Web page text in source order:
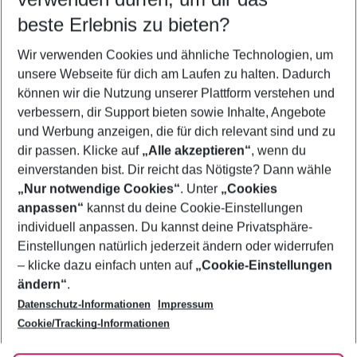
5-8 Nächte
2 Erwachsene Keine Kinder
Mehr Filter anzeigen
Footer
Footer navigation
Über uns
AGB
Bestpreisgarantie
Cookie-Einstellungen ändern
Cookie-Richtlinie
Agenturbetreuung
Barrierefreies Reisen
Folge uns
beste Erlebnis zu bieten?
Wir verwenden Cookies und ähnliche Technologien, um
unsere Webseite für dich am Laufen zu halten. Dadurch
können wir die Nutzung unserer Plattform verstehen und
verbessern, dir Support bieten sowie Inhalte, Angebote
und Werbung anzeigen, die für dich relevant sind und zu
dir passen. Klicke auf „Alle akzeptieren“, wenn du
einverstanden bist. Dir reicht das Nötigste? Dann wähle
„Nur notwendige Cookies“. Unter „Cookies
anpassen“ kannst du deine Cookie-Einstellungen
individuell anpassen. Du kannst deine Privatsphäre-
Einstellungen natürlich jederzeit ändern oder widerrufen
– klicke dazu einfach unten auf „Cookie-Einstellungen
ändern“.
Datenschutz-Informationen
Impressum
Cookie/Tracking-Informationen